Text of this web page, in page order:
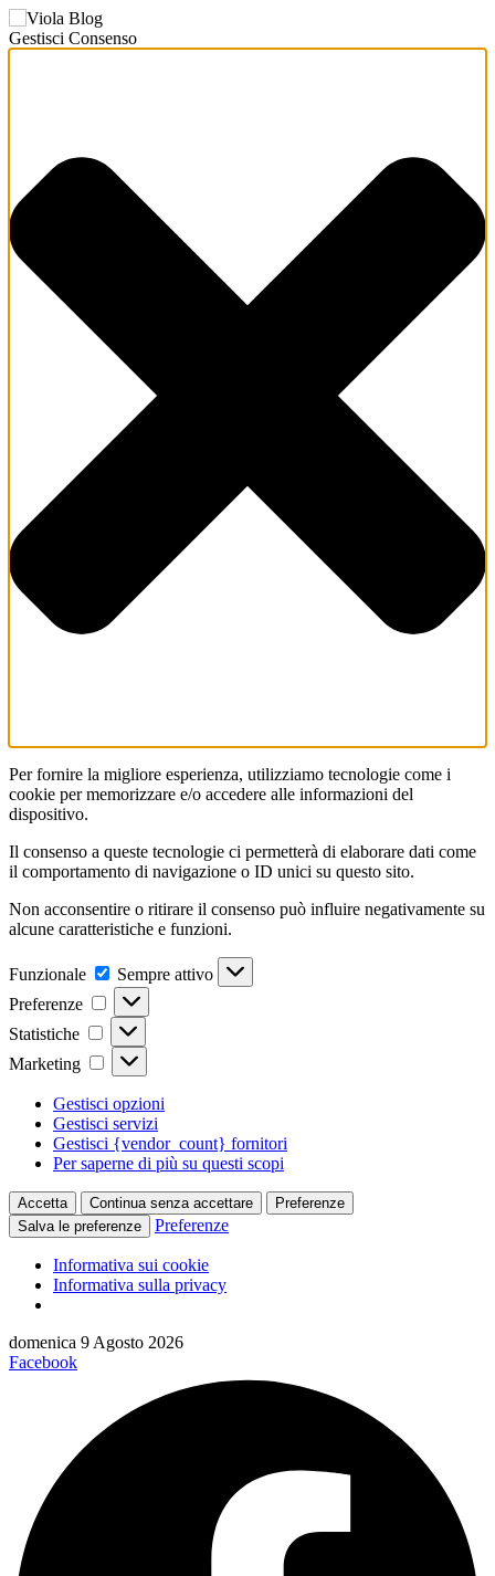
Gestisci Consenso
Per fornire la migliore esperienza, utilizziamo tecnologie come i
cookie per memorizzare e/o accedere alle informazioni del
dispositivo.
Il consenso a queste tecnologie ci permetterà di elaborare dati come
il comportamento di navigazione o ID unici su questo sito.
Non acconsentire o ritirare il consenso può influire negativamente su
alcune caratteristiche e funzioni.
Funzionale Funzionale
Sempre attivo
Preferenze
Preferenze
Statistiche Statistiche
Marketing Marketing
Gestisci opzioni
Gestisci servizi
Gestisci {vendor_count} fornitori
Per saperne di più su questi scopi
Accetta Continua senza accettare
Preferenze
Salva le preferenze
Preferenze
Informativa sui cookie
Informativa sulla privacy
Vai
al
domenica 9 Agosto 2026
Facebook